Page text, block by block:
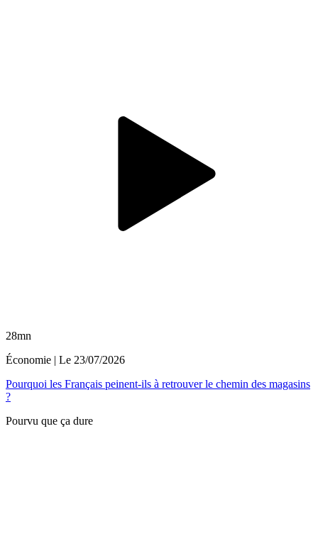
28mn
Économie | Le 23/07/2026
Pourquoi les Français peinent-ils à retrouver le chemin des magasins
?
Pourvu que ça dure